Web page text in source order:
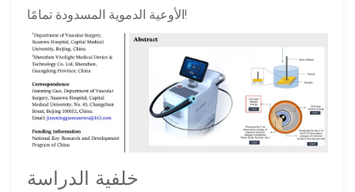
الأوعية الدموية المسدودة تمامًا!
خلفية الدراسة